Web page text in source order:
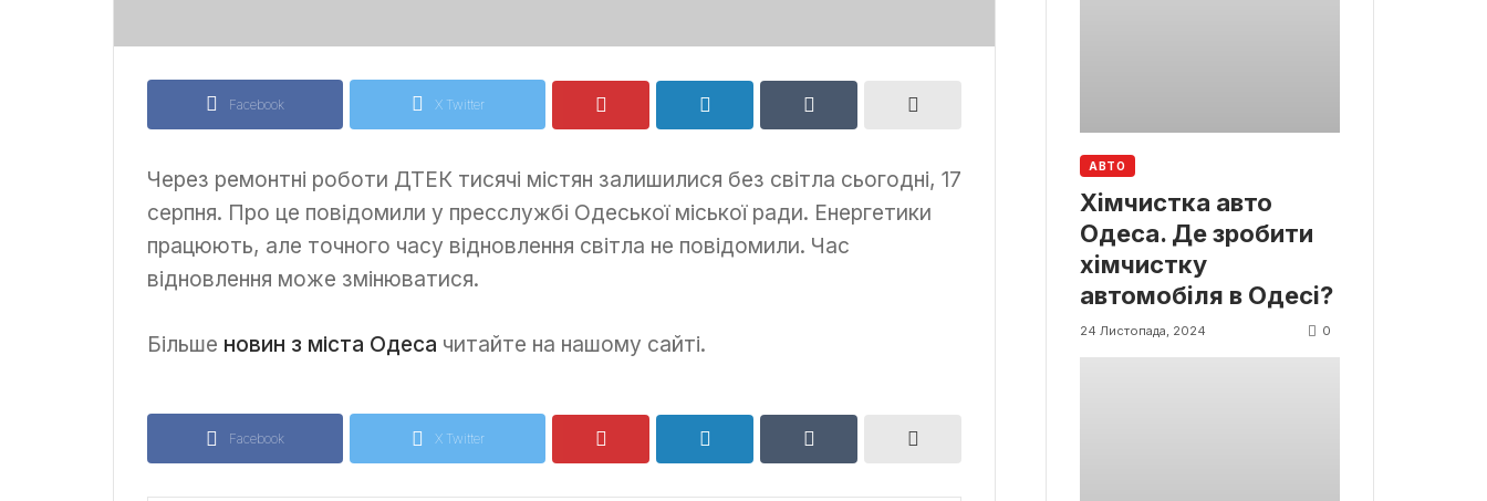
Facebook X Twitter
Через ремонтні роботи ДТЕК тисячі містян залишилися без світла сьогодні, 17
серпня. Про це повідомили у пресслужбі Одеської міської ради. Енергетики
працюють, але точного часу відновлення світла не повідомили. Час
відновлення може змінюватися.
Більше новин з міста Одеса читайте на нашому сайті.
Facebook X Twitter
АВТО
Хімчистка авто
Одеса. Де зробити
хімчистку
автомобіля в Одесі?
24 Листопада, 2024 0